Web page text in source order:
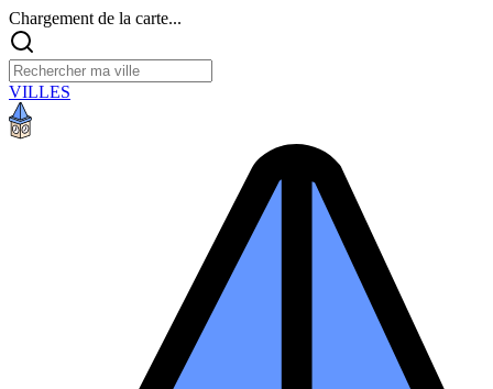
Chargement de la carte...
VILLES